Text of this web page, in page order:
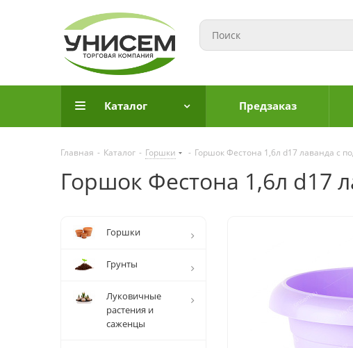
Каталог Предзаказ
Главная - Каталог - Горшки - Горшок Фестона 1,6л d17 лаванда с
Горшок Фестона 1,6л d17
Горшки
Грунты
Луковичные
растения и
саженцы